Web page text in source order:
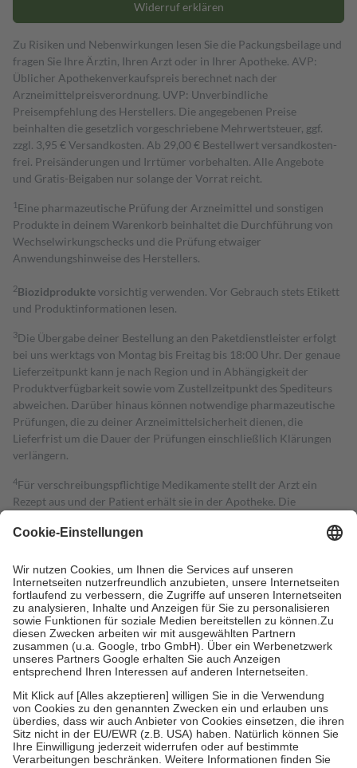
Widerruf erklären
Zu Risiken und Nebenwirkungen lesen Sie die Packungsbeilage und
fragen Sie Ihre Ärztin, Ihren Arzt oder in Ihrer Apotheke. AVP:
Üblicher Apothekenverkaufspreis berechnet nach der
Arzneimittelpreisverordnung. UVP: Unverbindliche
Preisempfehlung des Herstellers. Die angegebenen Preise
beinhalten die gesetzlich vorgeschriebene Mehrwertsteuer, ggf.
zzgl. 3,95 € Versandkosten. Ab 29,00 € Bestell­wert versand­kosten­
frei. Preisänderungen und Irrtümer vorbehalten. Alle Angebote
und Gratis-Beigaben nur solange der Vorrat reicht.
1 Eine pharmazeutische Prüfung der Arzneimittel und sonstigen
Produkte in deinem Warenkorb beinhaltet die Durchführung von
Wechselwirkungschecks und die Prüfung etwaiger
Anwendungshinweise des Herstellers.
2Biozidproduktevorsichtig verwenden. Vor Gebrauch stets Etikett
und Produktinformationen lesen.
3Die Übergabe deiner Bestellung an den Paketdienstleister erfolgt
bei uns werktags von Montag bis Freitag bis 18:00 Uhr. Der genaue
Lieferzeitpunkt kann je nach Region und in Abhängigkeit der
Produktverfügbarkeit sowie vom Zustellzeitpunkt des Spediteurs
abweichen. Darüber hinaus können notwendige pharmazeutische
Prüfungen, die zu deiner Arzneimittelsicherheit dienen, die
Lieferfrist um die Dauer der Prüfungen einschließlich Klärungen
verlängern.
4Für verschreibungspflichtige Medikamente stellt der Arzt ein
Rezept aus und der Patient erhält sie in der Apotheke. Die
Kosten dafür, der Versicherte trägt einen Teil davon als Zuzahlung
Grundsätzlich leisten Mitglieder Zuzahlungen in Höhe von zehn
Prozent des Abgabepreises,mindestensjedochfünf Euround
höchstens zehn Euro.Es sind jedoch nie mehr als die tatsächlichen
Kosten der Leistung zu entrichten.
Diese Regeln gelten grundsätzlich auch für Online-Apotheken.
Bei Heilmitteln und häuslicher Krankenpflege beträgt die
Zuzahlung zehn Prozent der Kosten sowie zehn Euro je
Um das Engagement der Versicherten für ihre eigene Gesundheit zu
stärken und die besondere Stellung der Familie zu unterstützen,
fallenkeine Zuzahlungen an bei:
• Kindern und Jugendlichen bis zum vollendeten 18. Lebensjahr